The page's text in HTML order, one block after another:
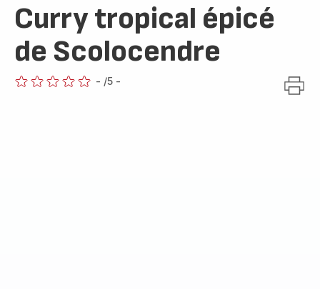
Curry tropical épicé
de Scolocendre
- /5 -